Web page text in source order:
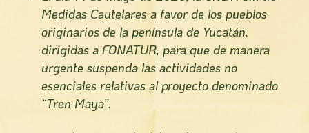
Medidas Cautelares a favor de los pueblos
originarios de la península de Yucatán,
dirigidas a FONATUR, para que de manera
urgente suspenda las actividades no
esenciales relativas al proyecto denominado
“Tren Maya”.